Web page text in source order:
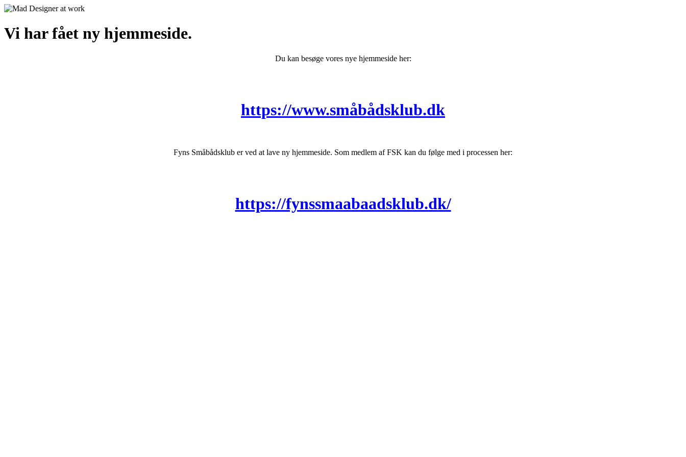
Vi har fået ny hjemmeside.
Du kan besøge vores nye hjemmeside her:
https://www.småbådsklub.dk
Fyns Småbådsklub er ved at lave ny hjemmeside. Som medlem af FSK kan du følge med i processen her:
https://fynssmaabaadsklub.dk/